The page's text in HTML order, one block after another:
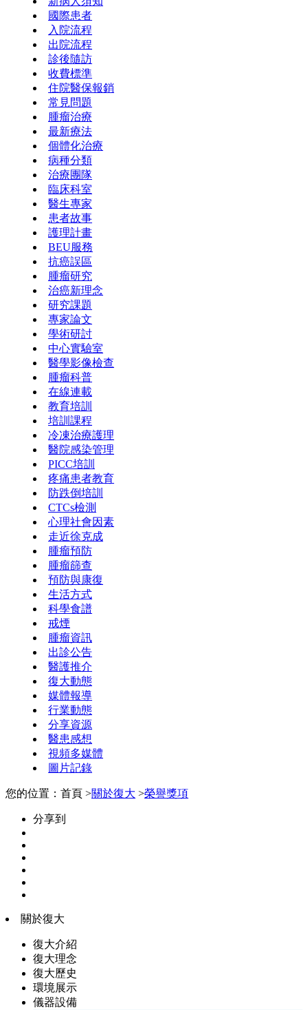
國際患者
入院流程
出院流程
診後隨訪
收費標準
住院醫保報銷
常見問題
腫瘤治療
最新療法
個體化治療
病種分類
治療團隊
臨床科室
醫生專家
患者故事
護理計畫
BEU服務
抗癌誤區
腫瘤研究
治癌新理念
研究課題
專家論文
學術研討
中心實驗室
醫學影像檢查
腫瘤科普
在線連載
教育培訓
培訓課程
冷凍治療護理
醫院感染管理
PICC培訓
疼痛患者教育
防跌倒培訓
CTCs檢測
心理社會因素
走近徐克成
腫瘤預防
腫瘤篩查
預防與康復
生活方式
科學食譜
戒煙
腫瘤資訊
出診公告
醫護推介
復大動態
媒體報導
行業動態
分享資源
醫患感想
視頻多媒體
圖片記錄
您的位置：首頁 >關於復大 >榮譽獎項
分享到
關於復大
復大介紹
復大理念
復大歷史
環境展示
儀器設備